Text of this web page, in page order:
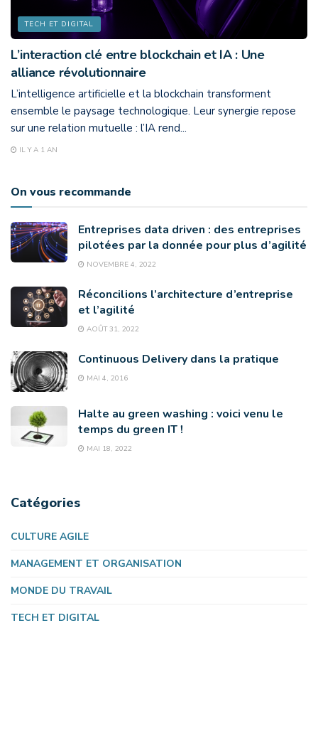
TECH ET DIGITAL
L’interaction clé entre blockchain et IA : Une
alliance révolutionnaire
L’intelligence artificielle et la blockchain transforment
ensemble le paysage technologique. Leur synergie repose
sur une relation mutuelle : l’IA rend...
IL Y A 1 AN
On vous recommande
Entreprises data driven : des entreprises
pilotées par la donnée pour plus d’agilité
NOVEMBRE 4, 2022
Réconcilions l’architecture d’entreprise
et l’agilité
AOÛT 31, 2022
Continuous Delivery dans la pratique
MAI 4, 2016
Halte au green washing : voici venu le
temps du green IT !
MAI 18, 2022
Catégories
CULTURE AGILE
MANAGEMENT ET ORGANISATION
MONDE DU TRAVAIL
TECH ET DIGITAL